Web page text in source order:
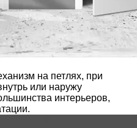
на петлях, при
или наружу
интерьеров,